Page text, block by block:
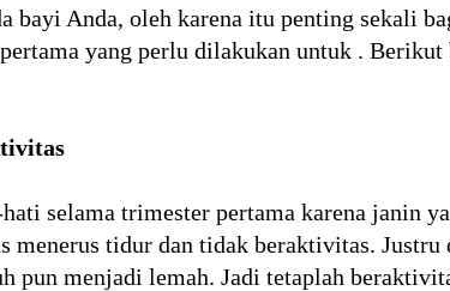
bayi Anda, oleh karena itu penting sekali
yang perlu dilakukan untuk . Berikut
selama trimester pertama karena janin
menerus tidur dan tidak beraktivitas. Justru
pun menjadi lemah. Jadi tetaplah